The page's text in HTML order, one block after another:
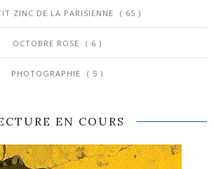
ZINC DE LA PARISIENNE ( 65 )
OCTOBRE ROSE ( 6 )
PHOTOGRAPHIE ( 5 )
EN COURS